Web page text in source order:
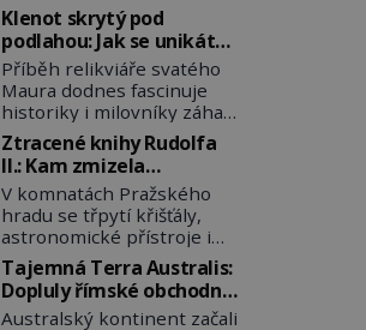
Klenot skrytý pod
podlahou: Jak se unikátní
románský poklad dostal
do zapadlého Bečova?
Příběh relikviáře svatého
Maura dodnes fascinuje
historiky i milovníky záhad
po celém světě. Tato
románská zlatnická
památka ze 13. století je
po českých korunovačních
klenotech druhým
nejcennějším movitým
majetkem v České
republice. Přestože byl
klenot v roce 1985 po
Ztracené knihy Rudolfa
II.: Kam zmizela
nejzáhadnější knihovna
Evropy?
V komnatách Pražského
hradu se třpytí křišťály,
astronomické přístroje i
podivné alchymistické
rukopisy. Císař Rudolf II.
shromažďuje vše, co
souvisí s tajemstvím
Tajemná Terra Australis:
Dopluly římské obchodní
lodě až do Austrálie?
Australský kontinent začali